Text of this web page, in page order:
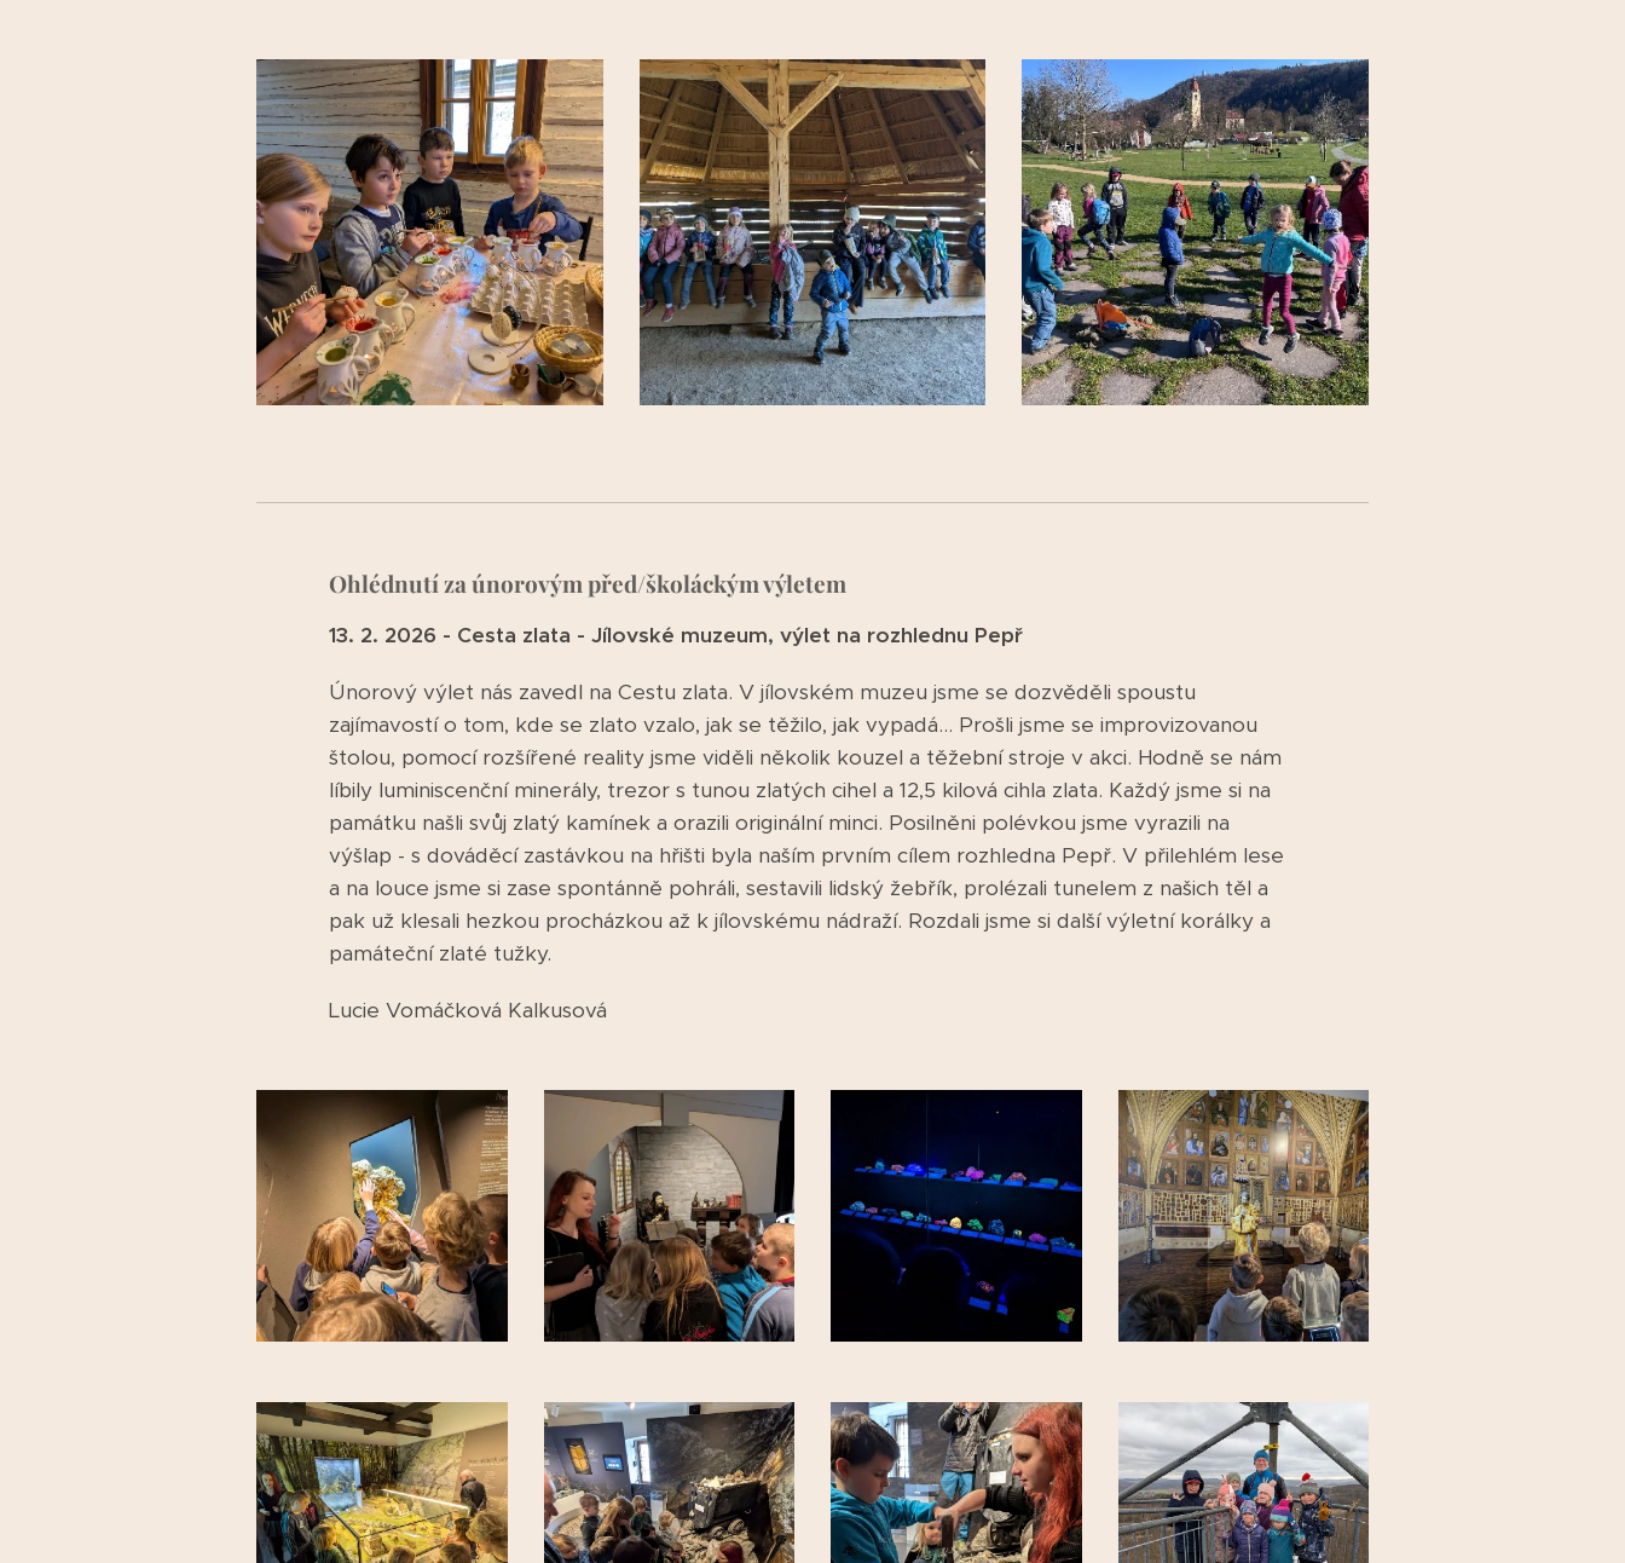
Ohlédnutí za únorovým před/školáckým výletem
13. 2. 2026 - Cesta zlata - Jílovské muzeum, výlet na rozhlednu Pepř
Únorový výlet nás zavedl na Cestu zlata. V jílovském muzeu jsme se dozvěděli spoustu
zajímavostí o tom, kde se zlato vzalo, jak se těžilo, jak vypadá... Prošli jsme se improvizovanou
štolou, pomocí rozšířené reality jsme viděli několik kouzel a těžební stroje v akci. Hodně se nám
líbily luminiscenční minerály, trezor s tunou zlatých cihel a 12,5 kilová cihla zlata. Každý jsme si na
památku našli svůj zlatý kamínek a orazili originální minci. Posilněni polévkou jsme vyrazili na
výšlap - s dováděcí zastávkou na hřišti byla naším prvním cílem rozhledna Pepř. V přilehlém lese
a na louce jsme si zase spontánně pohráli, sestavili lidský žebřík, prolézali tunelem z našich těl a
pak už klesali hezkou procházkou až k jílovskému nádraží. Rozdali jsme si další výletní korálky a
památeční zlaté tužky.
Lucie Vomáčková Kalkusová